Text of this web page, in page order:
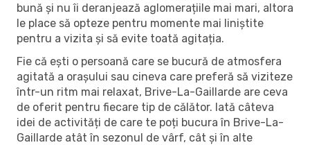
bună și nu îi deranjează aglomerațiile mai mari, altora
le place să opteze pentru momente mai liniștite
pentru a vizita și să evite toată agitația.
Fie că ești o persoană care se bucură de atmosfera
agitată a orașului sau cineva care preferă să viziteze
într-un ritm mai relaxat, Brive-La-Gaillarde are ceva
de oferit pentru fiecare tip de călător. Iată câteva
idei de activități de care te poți bucura în Brive-La-
Gaillarde atât în ​​sezonul de vârf, cât și în alte